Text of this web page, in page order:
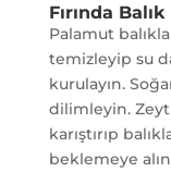
Fırında Balık
Palamut
temizleyip su
kurulayın.
dilimleyin.
karıştırıp
beklemeye